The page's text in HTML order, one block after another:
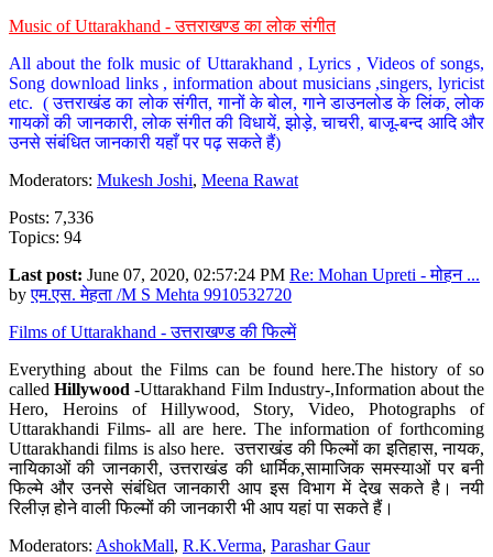
Music of Uttarakhand - उत्तराखण्ड का लोक संगीत
All about the folk music of Uttarakhand , Lyrics , Videos of songs,
Song download links , information about musicians ,singers, lyricist
etc. ( उत्तराखंड का लोक संगीत, गानों के बोल, गाने डाउनलोड के लिंक, लोक
गायकों की जानकारी, लोक संगीत की विधायें, झोड़े, चाचरी, बाजू-बन्द आदि और
उनसे संबंधित जानकारी यहाँ पर पढ़ सकते हैं)
Moderators: Mukesh Joshi, Meena Rawat
Posts: 7,336
Topics: 94
Last post: June 07, 2020, 02:57:24 PM Re: Mohan Upreti - मोहन ...
byएम.एस. मेहता /M S Mehta 9910532720
Films of Uttarakhand - उत्तराखण्ड की फिल्में
Everything about the Films can be found here.The history of so
calledHillywood-Uttarakhand Film Industry-,Information about the
Hero, Heroins of Hillywood, Story, Video, Photographs of
Uttarakhandi Films- all are here. The information of forthcoming
Uttarakhandi films is also here. उत्तराखंड की फिल्मों का इतिहास, नायक,
नायिकाओं की जानकारी, उत्तराखंड की धार्मिक,सामाजिक समस्याओं पर बनी
फिल्मे और उनसे संबंधित जानकारी आप इस विभाग में देख सकते है। नयी
रिलीज़ होने वाली फिल्मों की जानकारी भी आप यहां पा सकते हैं।
Moderators: AshokMall, R.K.Verma, Parashar Gaur